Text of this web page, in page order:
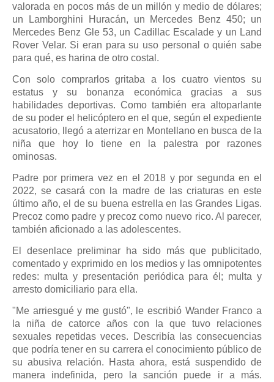
valorada en pocos más de un millón y medio de dólares;
un Lamborghini Huracán, un Mercedes Benz 450; un
Mercedes Benz Gle 53, un Cadillac Escalade y un Land
Rover Velar. Si eran para su uso personal o quién sabe
para qué, es harina de otro costal.
Con solo comprarlos gritaba a los cuatro vientos su
estatus y su bonanza económica gracias a sus
habilidades deportivas. Como también era altoparlante
de su poder el helicóptero en el que, según el expediente
acusatorio, llegó a aterrizar en Montellano en busca de la
niña que hoy lo tiene en la palestra por razones
ominosas.
Padre por primera vez en el 2018 y por segunda en el
2022, se casará con la madre de las criaturas en este
último año, el de su buena estrella en las Grandes Ligas.
Precoz como padre y precoz como nuevo rico. Al parecer,
también aficionado a las adolescentes.
El desenlace preliminar ha sido más que publicitado,
comentado y exprimido en los medios y las omnipotentes
redes: multa y presentación periódica para él; multa y
arresto domiciliario para ella.
"Me arriesgué y me gustó", le escribió Wander Franco a
la niña de catorce años con la que tuvo relaciones
sexuales repetidas veces. Describía las consecuencias
que podría tener en su carrera el conocimiento público de
su abusiva relación. Hasta ahora, está suspendido de
manera indefinida, pero la sanción puede ir a más.